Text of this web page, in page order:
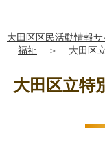
大田区区民活動情報
福祉
＞ 大田区
大田区立特